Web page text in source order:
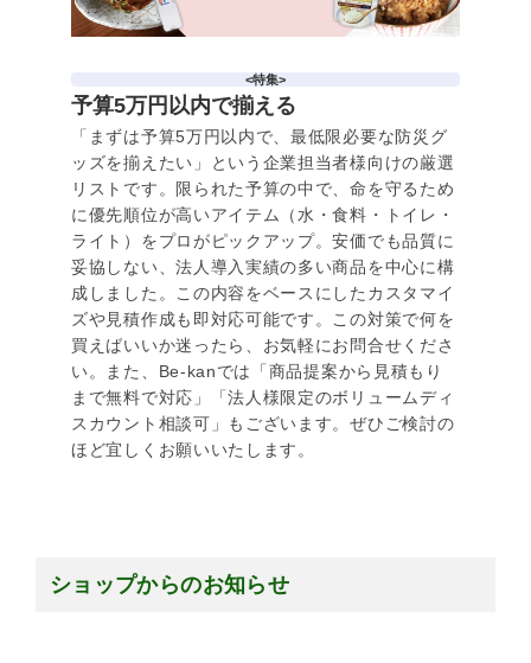
<特集>
予算5万円以内で揃える
「まずは予算5万円以内で、最低限必要な防災グ
ッズを揃えたい」という企業担当者様向けの厳選
リストです。限られた予算の中で、命を守るため
に優先順位が高いアイテム（水・食料・トイレ・
ライト）をプロがピックアップ。安価でも品質に
妥協しない、法人導入実績の多い商品を中心に構
成しました。この内容をベースにしたカスタマイ
ズや見積作成も即対応可能です。この対策で何を
買えばいいか迷ったら、お気軽にお問合せくださ
い。また、Be-kanでは「商品提案から見積もり
まで無料で対応」「法人様限定のボリュームディ
スカウント相談可」もございます。ぜひご検討の
ほど宜しくお願いいたします。
ショップからのお知らせ